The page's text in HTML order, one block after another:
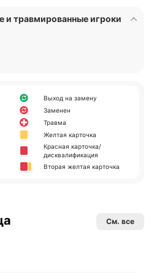
и травмированные игроки
Выход на замену
Заменен
Травма
Желтая карточка
Красная карточка/
дисквалификация
Вторая желтая карточка
См. все